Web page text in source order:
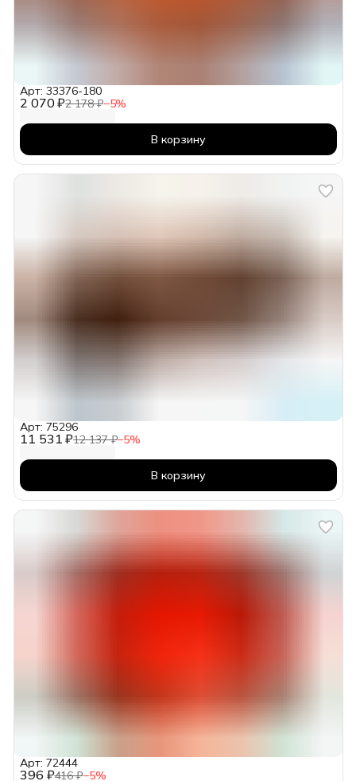
2 070 ₽2 178 ₽−5%
Арт: 33376-180
В корзину
11 531 ₽12 137 ₽−5%
Арт: 75296
В корзину
396 ₽416 ₽−5%
Арт: 72444